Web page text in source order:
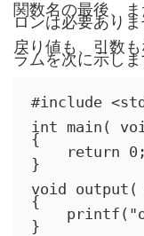
関数名の最後、
ロンは必要ありま
戻り値も、引数
ラムを次に示しま
#include
int main(
{
    return 0;
}
void
{
}